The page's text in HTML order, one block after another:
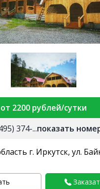
от 2200 рублей/сутки
374-...показать
г. Иркутск, ул.